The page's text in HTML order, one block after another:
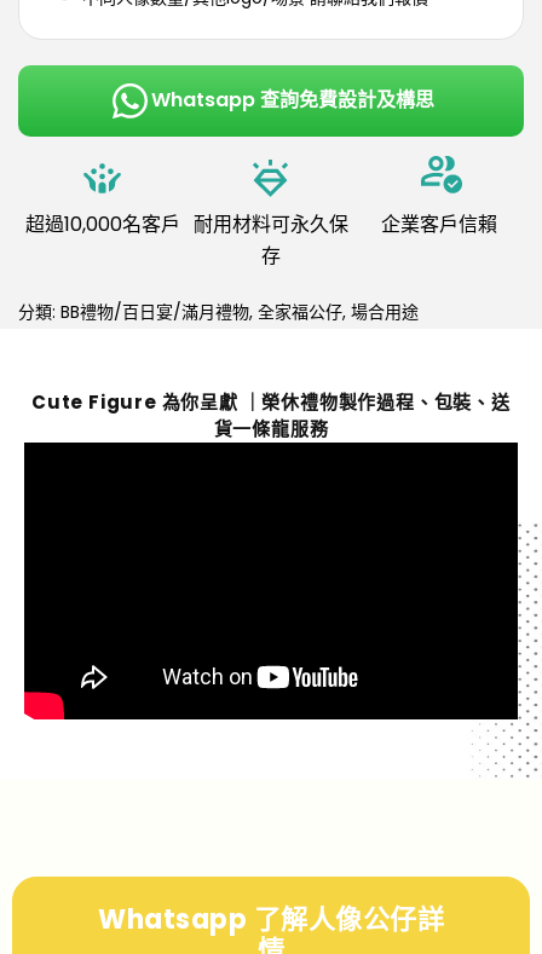
Whatsapp 查詢免費設計及構思
超過10,000名客戶 耐用材料可永久保
存
企業客戶信賴
分類: BB禮物/百日宴/滿月禮物, 全家福公仔, 場合用途
Cute Figure 為你呈獻 ｜榮休禮物製作過程、包裝、送
貨一條龍服務
Whatsapp 了解人像公仔詳